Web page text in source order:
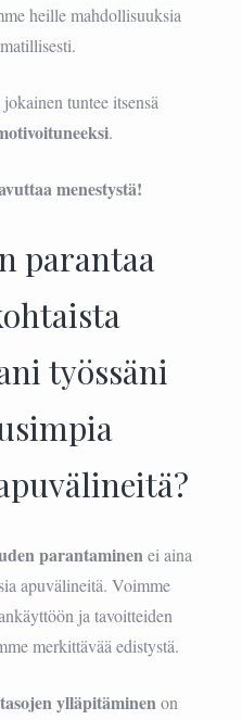
heille mahdollisuuksia
tuntee itsensä
.
menestystä!
parantaa
työssäni
parantaminenei aina
apuvälineitä. Voimme
ja tavoitteiden
merkittävää edistystä.
ylläpitäminenon